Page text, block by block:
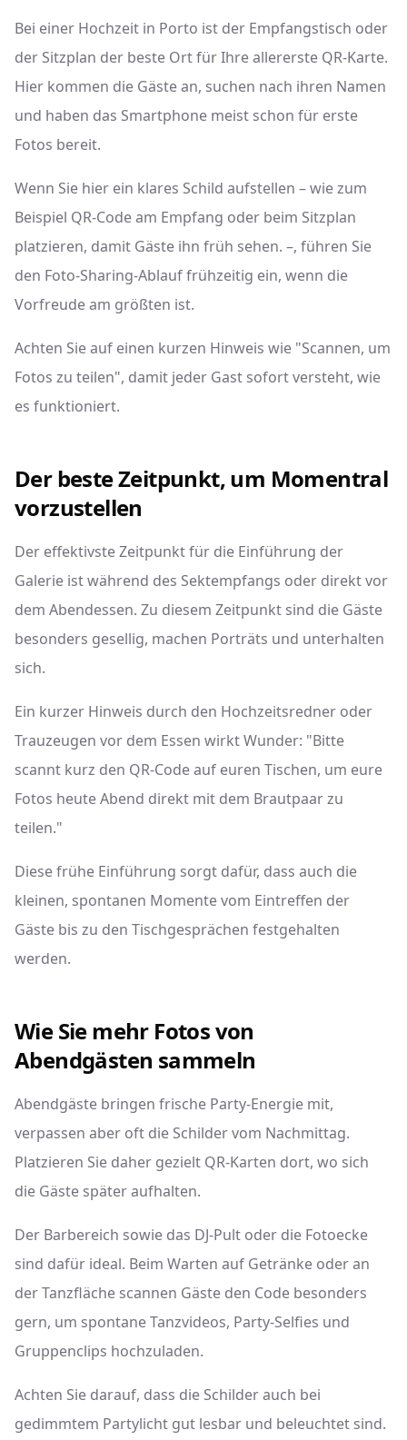
Bei einer Hochzeit in Porto ist der Empfangstisch oder
der Sitzplan der beste Ort für Ihre allererste QR-Karte.
Hier kommen die Gäste an, suchen nach ihren Namen
und haben das Smartphone meist schon für erste
Fotos bereit.
Wenn Sie hier ein klares Schild aufstellen – wie zum
Beispiel QR-Code am Empfang oder beim Sitzplan
platzieren, damit Gäste ihn früh sehen. –, führen Sie
den Foto-Sharing-Ablauf frühzeitig ein, wenn die
Vorfreude am größten ist.
Achten Sie auf einen kurzen Hinweis wie "Scannen, um
Fotos zu teilen", damit jeder Gast sofort versteht, wie
es funktioniert.
Der beste Zeitpunkt, um Momentral
vorzustellen
Der effektivste Zeitpunkt für die Einführung der
Galerie ist während des Sektempfangs oder direkt vor
dem Abendessen. Zu diesem Zeitpunkt sind die Gäste
besonders gesellig, machen Porträts und unterhalten
sich.
Ein kurzer Hinweis durch den Hochzeitsredner oder
Trauzeugen vor dem Essen wirkt Wunder: "Bitte
scannt kurz den QR-Code auf euren Tischen, um eure
Fotos heute Abend direkt mit dem Brautpaar zu
teilen."
Diese frühe Einführung sorgt dafür, dass auch die
kleinen, spontanen Momente vom Eintreffen der
Gäste bis zu den Tischgesprächen festgehalten
werden.
Wie Sie mehr Fotos von
Abendgästen sammeln
Abendgäste bringen frische Party-Energie mit,
verpassen aber oft die Schilder vom Nachmittag.
Platzieren Sie daher gezielt QR-Karten dort, wo sich
die Gäste später aufhalten.
Der Barbereich sowie das DJ-Pult oder die Fotoecke
sind dafür ideal. Beim Warten auf Getränke oder an
der Tanzfläche scannen Gäste den Code besonders
gern, um spontane Tanzvideos, Party-Selfies und
Gruppenclips hochzuladen.
Achten Sie darauf, dass die Schilder auch bei
gedimmtem Partylicht gut lesbar und beleuchtet sind.